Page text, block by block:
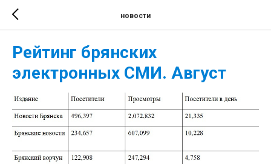
новости
Рейтинг брянских
электронных СМИ. Август